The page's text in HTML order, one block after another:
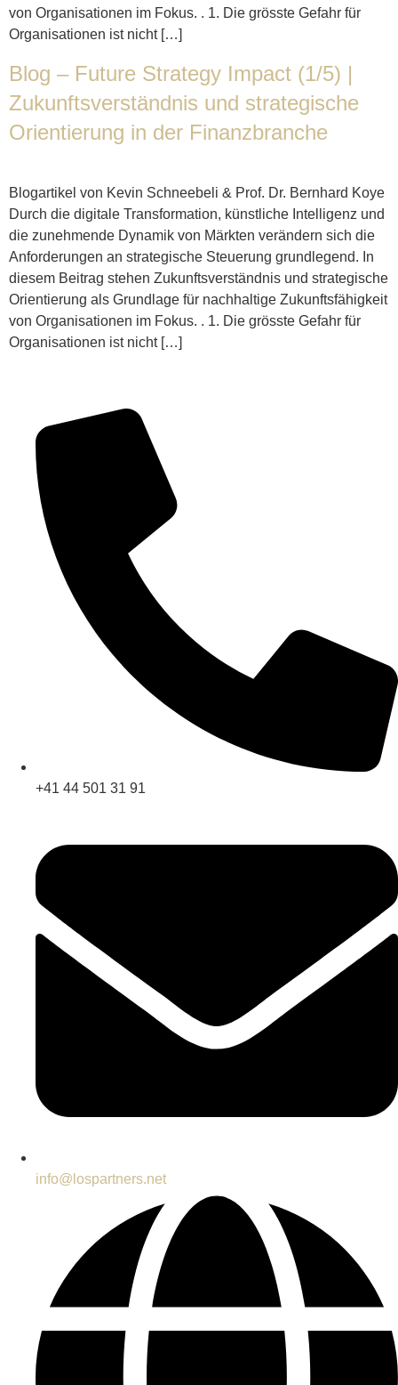
von Organisationen im Fokus. . 1. Die grösste Gefahr für
Organisationen ist nicht […]
Blog – Future Strategy Impact (1/5) |
Zukunftsverständnis und strategische
Orientierung in der Finanzbranche
Blogartikel von Kevin Schneebeli & Prof. Dr. Bernhard Koye
Durch die digitale Transformation, künstliche Intelligenz und
die zunehmende Dynamik von Märkten verändern sich die
Anforderungen an strategische Steuerung grundlegend. In
diesem Beitrag stehen Zukunftsverständnis und strategische
Orientierung als Grundlage für nachhaltige Zukunftsfähigkeit
von Organisationen im Fokus. . 1. Die grösste Gefahr für
Organisationen ist nicht […]
+41 44 501 31 91
info@lospartners.net